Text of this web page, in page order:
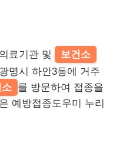
료기관 및
보건소
명시 하안3동에 거주
소 를 방문하여 접종을
예방접종도우미 누리